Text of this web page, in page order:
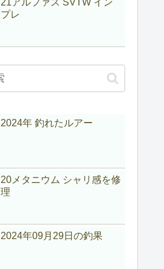
プレ
2024年 釣れたルアー
20メタニウム シャリ感を修
理
2024年09月29日の釣果